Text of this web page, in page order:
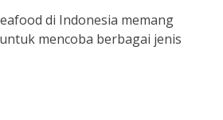
di Indonesia memang
mencoba berbagai jenis